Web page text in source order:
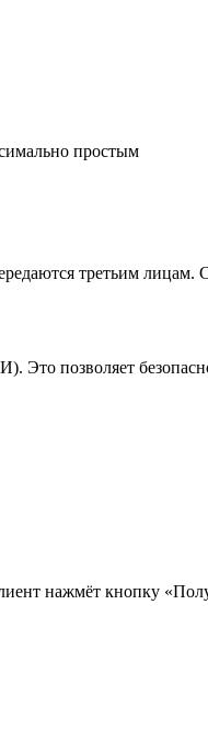
простым
третьим лицам.
позволяет
нажмёт кнопку